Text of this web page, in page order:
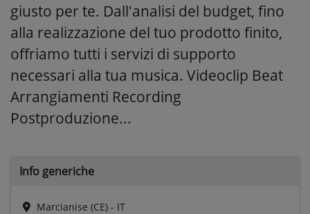
giusto per te. Dall'analisi del budget, fino
alla realizzazione del tuo prodotto finito,
offriamo tutti i servizi di supporto
necessari alla tua musica. Videoclip Beat
Arrangiamenti Recording
Postproduzione...
Info generiche
Marcianise (CE) - IT